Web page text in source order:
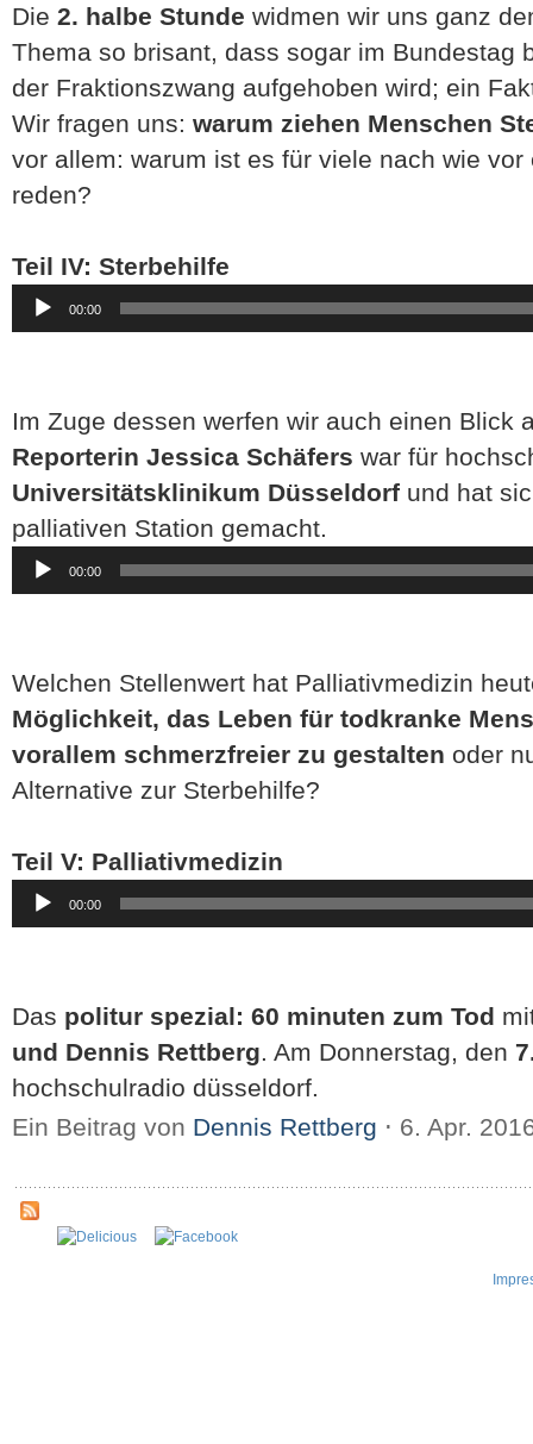
Die 2. halbe Stunde widmen wir uns ganz
Thema so brisant, dass sogar im Bundestag
der Fraktionszwang aufgehoben wird; ein
Wir fragen uns: warum ziehen Menschen
vor allem: warum ist es für viele nach wie vor
reden?
Teil IV: Sterbehilfe
Audio-
Player
00:00
Im Zuge dessen werfen wir auch einen Blick
Reporterin Jessica Schäfers war für
Universitätsklinikum Düsseldorf und hat
palliativen Station gemacht.
Audio-
Player
00:00
Welchen Stellenwert hat Palliativmedizin
Möglichkeit, das Leben für todkranke
vorallem schmerzfreier zu gestalten oder
Alternative zur Sterbehilfe?
Teil V: Palliativmedizin
Audio-
Player
00:00
Das politur spezial: 60 minuten zum Tod
und Dennis Rettberg. Am Donnerstag, den
hochschulradio düsseldorf.
Ein Beitrag von Dennis Rettberg ⋅ 6. Apr.